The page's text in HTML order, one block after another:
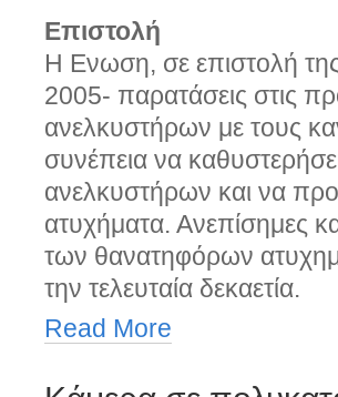
Επιστολή
Η Ενωση, σε επιστολή
2005- παρατάσεις στις
ανελκυστήρων με τους
συνέπεια να
ανελκυστήρων και να
ατυχήματα. Ανεπίσημες
των θανατηφόρων
την τελευταία δεκαετία.
Read More